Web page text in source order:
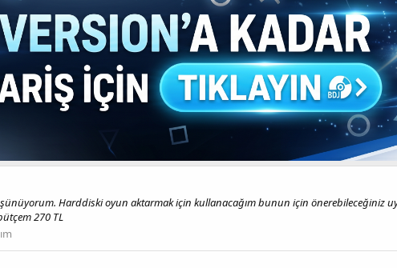
Harddiski oyun aktarmak için kullanacağım bunun için önerebileceğiniz
270 TL